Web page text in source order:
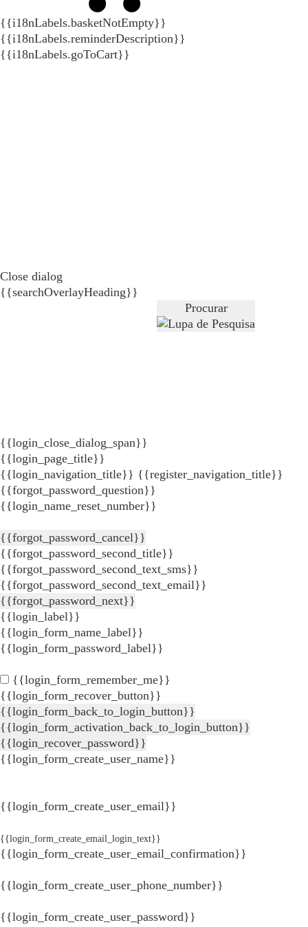
{{i18nLabels.basketNotEmpty}}
{{i18nLabels.reminderDescription}}
{{i18nLabels.goToCart}}
Close dialog
{{searchOverlayHeading}}
Procurar
{{login_close_dialog_span}}
{{login_page_title}}
{{login_navigation_title}} {{register_navigation_title}}
{{forgot_password_question}}
{{login_name_reset_number}}
{{forgot_password_cancel}}
{{forgot_password_second_title}}
{{forgot_password_second_text_sms}}
{{forgot_password_second_text_email}}
{{forgot_password_next}}
{{login_label}}
{{login_form_name_label}}
{{login_form_password_label}}
{{login_form_remember_me}}
{{login_form_recover_button}}
{{login_form_back_to_login_button}}
{{login_form_activation_back_to_login_button}}
{{login_recover_password}}
{{login_form_create_user_name}}
{{login_form_create_user_email}}
{{login_form_create_email_login_text}}
{{login_form_create_user_email_confirmation}}
{{login_form_create_user_phone_number}}
{{login_form_create_user_password}}